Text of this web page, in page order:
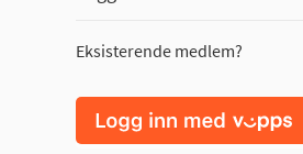
Eksisterende medlem?